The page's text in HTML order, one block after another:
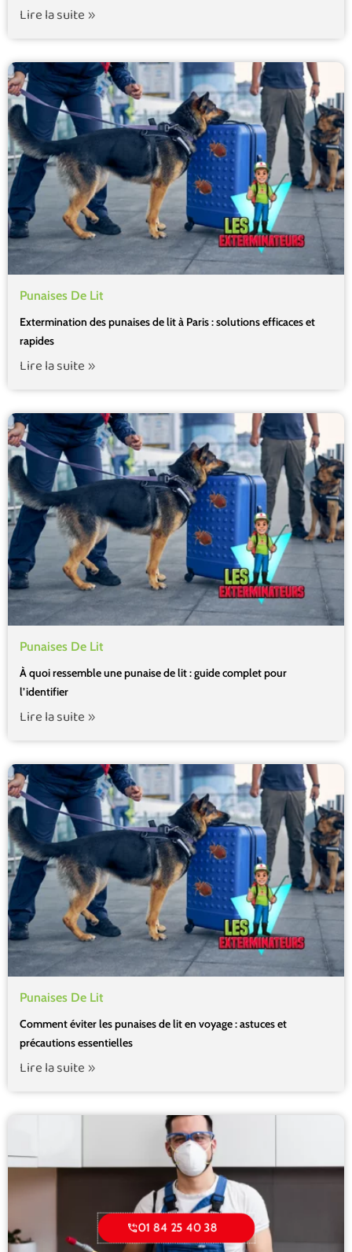
Lire la suite
Punaises De Lit
Extermination des punaises de lit à Paris : solutions efficaces et
rapides
Lire la suite
Punaises De Lit
À quoi ressemble une punaise de lit : guide complet pour
l’identifier
Lire la suite
Punaises De Lit
Comment éviter les punaises de lit en voyage : astuces et
précautions essentielles
Lire la suite
01 84 25 40 38